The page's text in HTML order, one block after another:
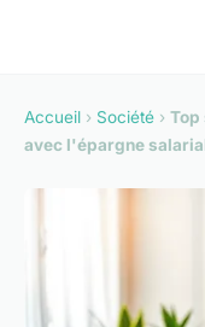
Accueil › Société › Top
avec l'épargne